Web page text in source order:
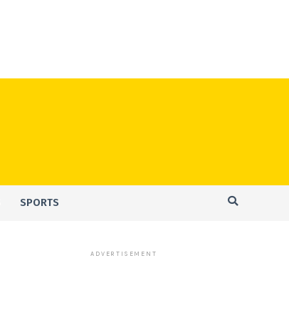
SPORTS
ADVERTISEMENT